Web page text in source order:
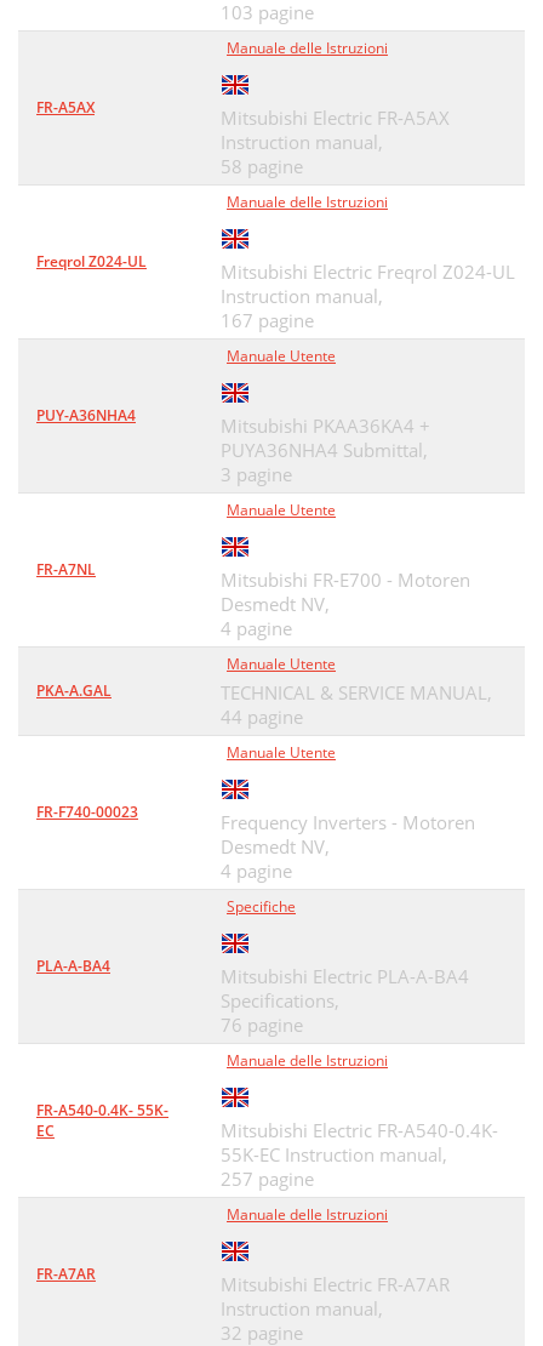
103 pagine
FR-A5AX
Manuale delle Istruzioni
Mitsubishi Electric FR-A5AX
Instruction manual,
58 pagine
Freqrol Z024-UL
Manuale delle Istruzioni
Mitsubishi Electric Freqrol Z024-UL
Instruction manual,
167 pagine
PUY-A36NHA4
Manuale Utente
Mitsubishi PKAA36KA4 +
PUYA36NHA4 Submittal,
3 pagine
FR-A7NL
Manuale Utente
Mitsubishi FR-E700 - Motoren
Desmedt NV,
4 pagine
PKA-A.GAL
Manuale Utente
TECHNICAL & SERVICE MANUAL,
44 pagine
FR-F740-00023
Manuale Utente
Frequency Inverters - Motoren
Desmedt NV,
4 pagine
PLA-A-BA4
Specifiche
Mitsubishi Electric PLA-A-BA4
Specifications,
76 pagine
FR-A540-0.4K- 55K-
EC
Manuale delle Istruzioni
Mitsubishi Electric FR-A540-0.4K-
55K-EC Instruction manual,
257 pagine
FR-A7AR
Manuale delle Istruzioni
Mitsubishi Electric FR-A7AR
Instruction manual,
32 pagine